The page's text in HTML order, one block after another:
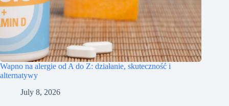
Wapno na alergie od A do Z: działanie, skuteczność i
alternatywy
July 8, 2026